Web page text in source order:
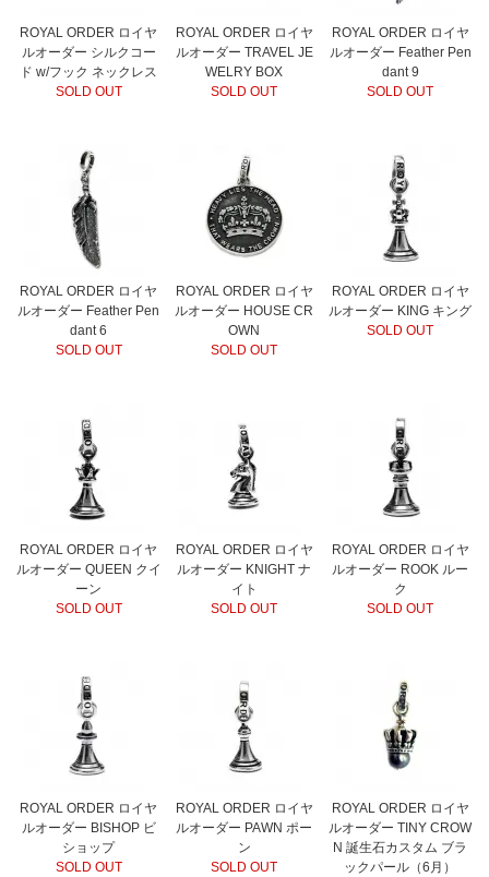
ROYAL ORDER ロイヤ
ルオーダー シルクコー
ド w/フック ネックレス
SOLD OUT
ROYAL ORDER ロイヤ
ルオーダー TRAVEL JE
WELRY BOX
SOLD OUT
ROYAL ORDER ロイヤ
ルオーダー Feather Pen
dant 9
SOLD OUT
ROYAL ORDER ロイヤ
ルオーダー Feather Pen
dant 6
SOLD OUT
ROYAL ORDER ロイヤ
ルオーダー HOUSE CR
OWN
SOLD OUT
ROYAL ORDER ロイヤ
ルオーダー KING キング
SOLD OUT
ROYAL ORDER ロイヤ
ルオーダー QUEEN クイ
ーン
SOLD OUT
ROYAL ORDER ロイヤ
ルオーダー KNIGHT ナ
イト
SOLD OUT
ROYAL ORDER ロイヤ
ルオーダー ROOK ルー
ク
SOLD OUT
ROYAL ORDER ロイヤ
ルオーダー BISHOP ビ
ショップ
SOLD OUT
ROYAL ORDER ロイヤ
ルオーダー PAWN ポー
ン
SOLD OUT
ROYAL ORDER ロイヤ
ルオーダー TINY CROW
N 誕生石カスタム ブラ
ックパール（6月）